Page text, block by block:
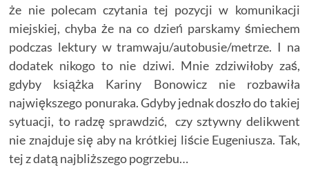
że nie polecam czytania tej pozycji w komunikacji
miejskiej, chyba że na co dzień parskamy śmiechem
podczas lektury w tramwaju/autobusie/metrze. I na
dodatek nikogo to nie dziwi. Mnie zdziwiłoby zaś,
gdyby książka Kariny Bonowicz nie rozbawiła
największego ponuraka. Gdyby jednak doszło do takiej
sytuacji, to radzę sprawdzić, czy sztywny delikwent
nie znajduje się aby na krótkiej liście Eugeniusza. Tak,
tej z datą najbliższego pogrzebu…